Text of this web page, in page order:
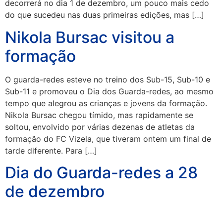
decorrerá no dia 1 de dezembro, um pouco mais cedo
do que sucedeu nas duas primeiras edições, mas […]
Nikola Bursac visitou a
formação
O guarda-redes esteve no treino dos Sub-15, Sub-10 e
Sub-11 e promoveu o Dia dos Guarda-redes, ao mesmo
tempo que alegrou as crianças e jovens da formação.
Nikola Bursac chegou tímido, mas rapidamente se
soltou, envolvido por várias dezenas de atletas da
formação do FC Vizela, que tiveram ontem um final de
tarde diferente. Para […]
Dia do Guarda-redes a 28
de dezembro